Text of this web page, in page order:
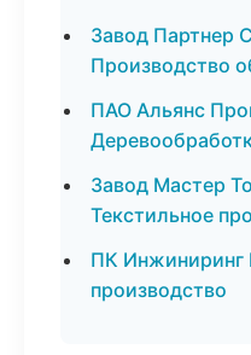
Завод Партнер
Производство
ПАО Альянс
Завод Мастер
Текстильное
ПК
производство